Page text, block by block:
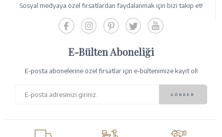
Sosyal medyaya özel fırsatlardan faydalanmak için bizi takip et!
E-Bülten Aboneliği
E-posta abonelerine özel fırsatlar için e-bültenimize kayıt ol!